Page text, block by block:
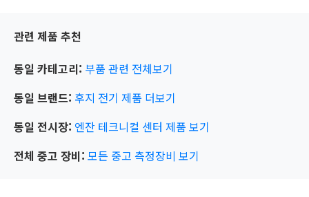
관련 제품 추천
동일 카테고리: 부품 관련 전체보기
동일 브랜드: 후지 전기 제품 더보기
동일 전시장: 엔잔 테크니컬 센터 제품 보기
전체 중고 장비: 모든 중고 측정장비 보기